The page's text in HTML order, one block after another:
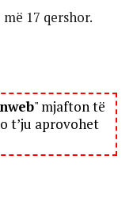
17 qershor.
" mjafton të
t’ju aprovohet